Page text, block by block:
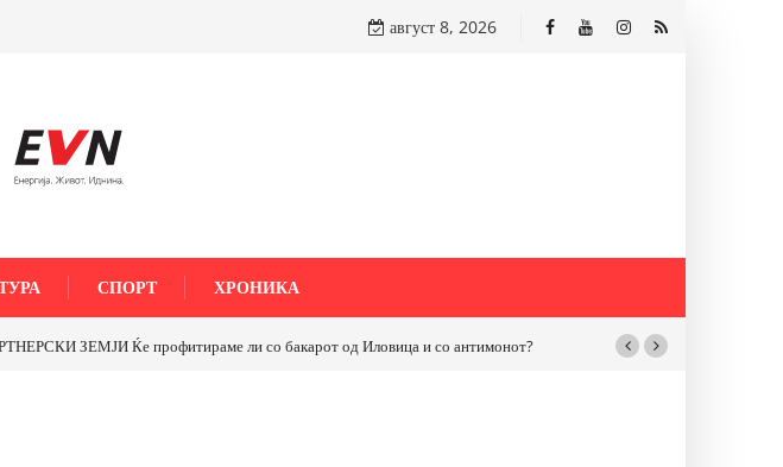
август 8, 2026
СПОРТ ХРОНИКА
ЗЕМЈИ Ќе профитираме ли со бакарот од Иловица и со антимонот? Почнува реконструкцијата на